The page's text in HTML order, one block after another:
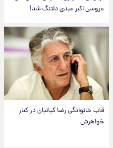
عروسی اکبر عبدی دلتنگ شد!
قاب خانوادگی رضا کیانیان در کنار
خواهرش